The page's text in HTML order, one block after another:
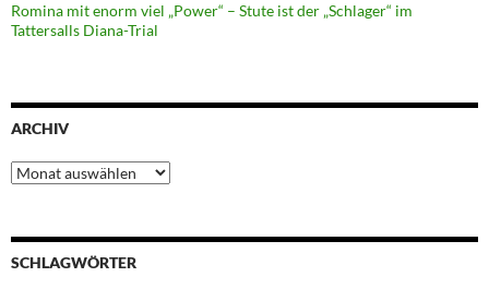
Romina mit enorm viel „Power“ – Stute ist der „Schlager“ im
Tattersalls Diana-Trial
ARCHIV
Archiv
SCHLAGWÖRTER